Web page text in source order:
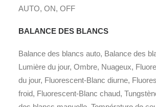
AUTO, ON, OFF
BALANCE DES BLANCS
Balance des blancs auto, Balance des
Lumière du jour, Ombre, Nuageux,
du jour, Fluorescent-Blanc diurne,
froid, Fluorescent-Blanc chaud,